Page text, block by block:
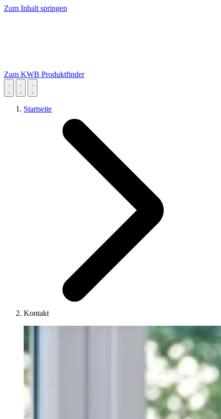
Zum Inhalt springen
Zum KWB Produktfinder
Startseite
Kontakt